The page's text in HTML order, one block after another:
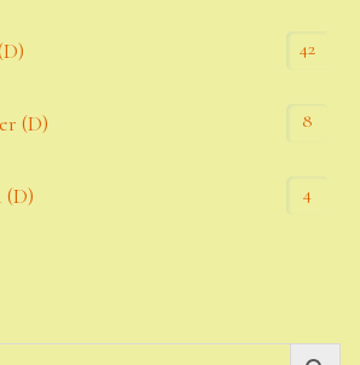
42
(D) 8
4